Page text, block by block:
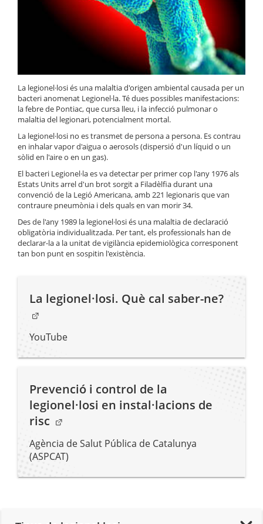
La legionel·losi és una malaltia d'origen ambiental causada per un
bacteri anomenat Legionel·la. Té dues possibles manifestacions:
la febre de Pontiac, que cursa lleu, i la infecció pulmonar o
malaltia del legionari, potencialment mortal.
La legionel·losi no es transmet de persona a persona. Es contrau
en inhalar vapor d'aigua o aerosols (dispersió d'un líquid o un
sòlid en l'aire o en un gas).
El bacteri Legionel·la es va detectar per primer cop l'any 1976 als
Estats Units arrel d'un brot sorgit a Filadèlfia durant una
convenció de la Legió Americana, amb 221 legionaris que van
contraure pneumònia i dels quals en van morir 34.
Des de l'any 1989 la legionel·losi és una malaltia de declaració
obligatòria individualitzada. Per tant, els professionals han de
declarar-la a la unitat de vigilància epidemiològica corresponent
tan bon punt en sospitin l'existència.
La legionel·losi. Què cal saber-ne?. Obre
YouTube
Prevenció i control de la
legionel·losi en instal·lacions de
risc . Obre en una nova finestra.
Agència de Salut Pública de Catalunya
(ASPCAT)